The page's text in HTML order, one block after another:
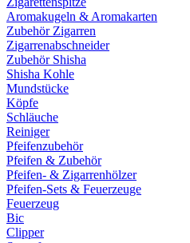
Aromakugeln & Aromakarten
Zubehör Zigarren
Zigarrenabschneider
Zubehör Shisha
Shisha Kohle
Mundstücke
Köpfe
Schläuche
Reiniger
Pfeifenzubehör
Pfeifen & Zubehör
Pfeifen- & Zigarrenhölzer
Pfeifen-Sets & Feuerzeuge
Feuerzeug
Bic
Clipper